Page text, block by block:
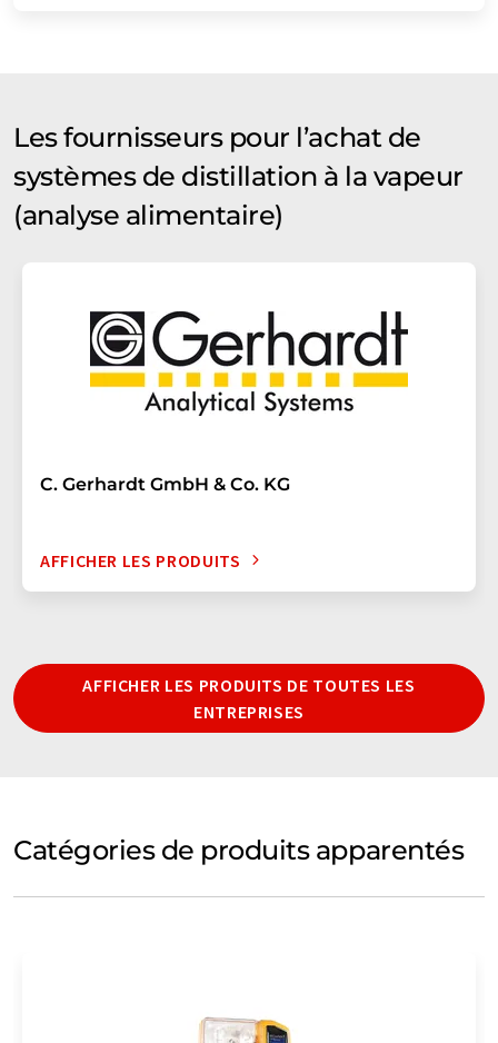
Les fournisseurs pour l’achat de
systèmes de distillation à la vapeur
(analyse alimentaire)
C. Gerhardt GmbH & Co. KG
AFFICHER LES PRODUITS
AFFICHER LES PRODUITS DE TOUTES LES
ENTREPRISES
Catégories de produits apparentés